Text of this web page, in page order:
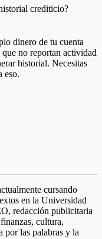
crediticio?
dinero de tu cuenta
no reportan actividad
historial. Necesitas
eso.
cursando
en la Universidad
redacción publicitaria
cultura,
por las palabras y la